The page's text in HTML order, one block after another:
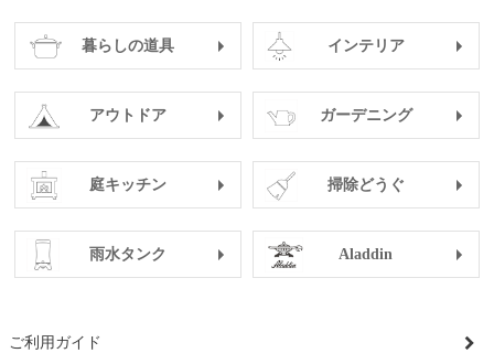
暮らしの道具 インテリア
アウトドア ガーデニング
庭キッチン 掃除どうぐ
雨水タンク Aladdin
ご利用ガイド